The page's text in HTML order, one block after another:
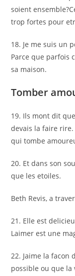
soient
trop fortes pour
18. Je me suis un
Parce que parfois
sa maison.
Tomber
19. Ils mont dit
devais la faire
qui tombe
20. Et dans son
que les etoiles.
Beth Revis, a
21. Elle est
Laimer est une
22. Jaime la
possible ou que la